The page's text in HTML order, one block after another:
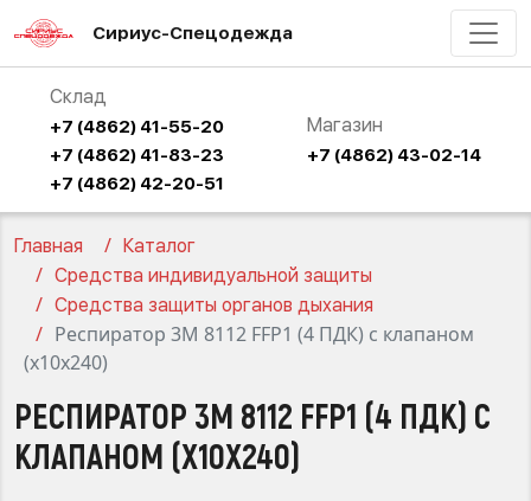
Сириус-Спецодежда
Склад
+7 (4862) 41-55-20
+7 (4862) 41-83-23
+7 (4862) 42-20-51
Магазин
+7 (4862) 43-02-14
Главная
Каталог
Средства индивидуальной защиты
Средства защиты органов дыхания
Респиратор 3М 8112 FFP1 (4 ПДК) с клапаном
(х10х240)
РЕСПИРАТОР 3М 8112 FFP1 (4 ПДК) С
КЛАПАНОМ (Х10Х240)